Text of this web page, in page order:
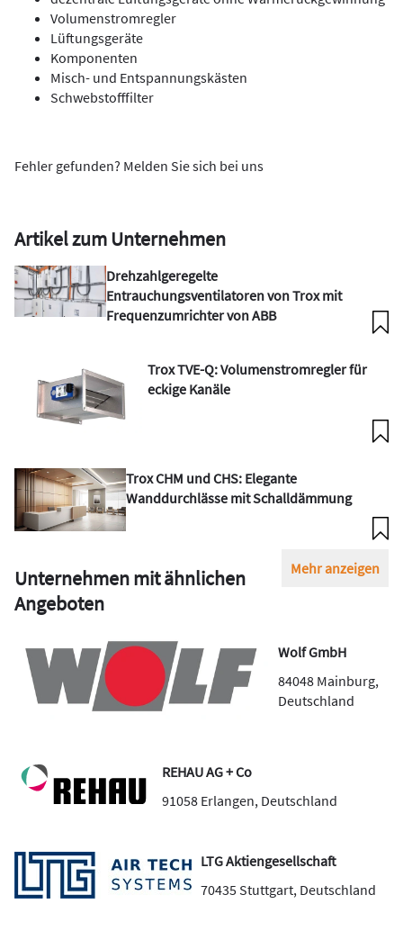
Volumenstromregler
Lüftungsgeräte
Komponenten
Misch- und Entspannungskästen
Schwebstofffilter
Fehler gefunden? Melden Sie sich bei uns
Artikel zum Unternehmen
Drehzahlgeregelte
Entrauchungsventilatoren von Trox mit
Frequenzumrichter von ABB
Trox TVE-Q: Volumenstromregler für
eckige Kanäle
Trox CHM und CHS: Elegante
Wanddurchlässe mit Schalldämmung
Mehr anzeigen
Unternehmen mit ähnlichen
Angeboten
Wolf GmbH
84048 Mainburg,
Deutschland
REHAU AG + Co
91058 Erlangen, Deutschland
LTG Aktiengesellschaft
70435 Stuttgart, Deutschland